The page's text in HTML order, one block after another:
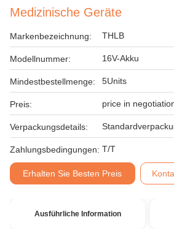
Medizinische Geräte
Markenbezeichnung: THLB
Modellnummer: 16V-Akku
Mindestbestellmenge: 5Units
Preis: price in
Verpackungsdetails:
Zahlungsbedingungen: T/T
Erhalten Sie Besten Preis
Ausführliche Information